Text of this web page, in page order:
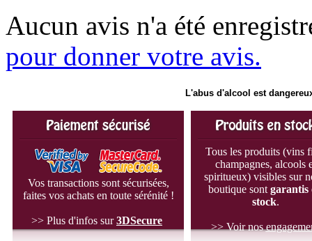
Aucun avis n'a été
pour donner votre avis.
L'abus d'alcool est
Vos transactions sont sécurisées,
faites vos achats en toute sérénité !
>> Plus d'infos sur3DSecure
Tous les produits (vins
champagnes, alcools
spiritueux) visibles sur
boutique sont garantis
stock.
>> Voir nos